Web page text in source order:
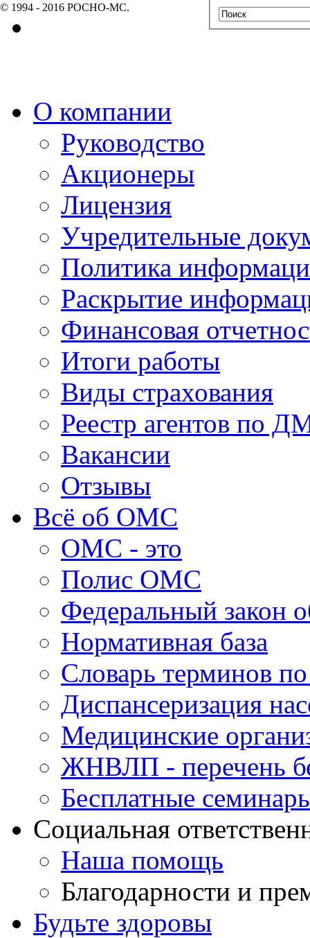
О компании
Руководство
Акционеры
Лицензия
Учредительные
Политика
Раскрытие
Финансовая
Итоги работы
Виды страхования
Реестр агентов по
Вакансии
Отзывы
Всё об ОМС
ОМС - это
Полис ОМС
Федеральный закон
Нормативная база
Словарь терминов
Диспансеризация
Медицинские
ЖНВЛП - перечень
Бесплатные
Социальная
Наша помощь
Благодарности и
Будьте здоровы
© 1994 - 2016 РОСНО-МС.